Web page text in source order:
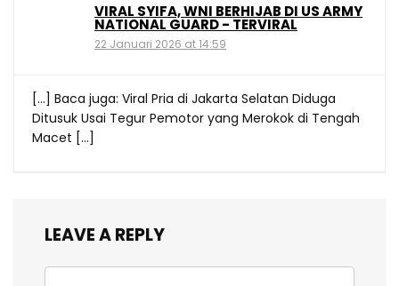
VIRAL SYIFA, WNI BERHIJAB DI US ARMY
NATIONAL GUARD - TERVIRAL
22 Januari 2026 at 14:59
[…] Baca juga: Viral Pria di Jakarta Selatan Diduga
Ditusuk Usai Tegur Pemotor yang Merokok di Tengah
Macet […]
LEAVE A REPLY